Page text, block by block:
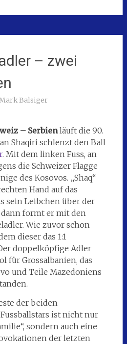
– zwei
Balsiger
– Serbienläuft die 90.
Shaqiri schlenzt den Ball
. Mit dem linken Fuss, an
die Schweizer Flagge
des Kosovos. „Shaq“
Hand auf das
sein Leibchen über der
formt er mit den
Wie zuvor schon
dieser das 1:1
doppelköpfige Adler
für Grossalbanien, das
und Teile Mazedoniens
der beiden
ist nicht nur
sondern auch eine
der letzten